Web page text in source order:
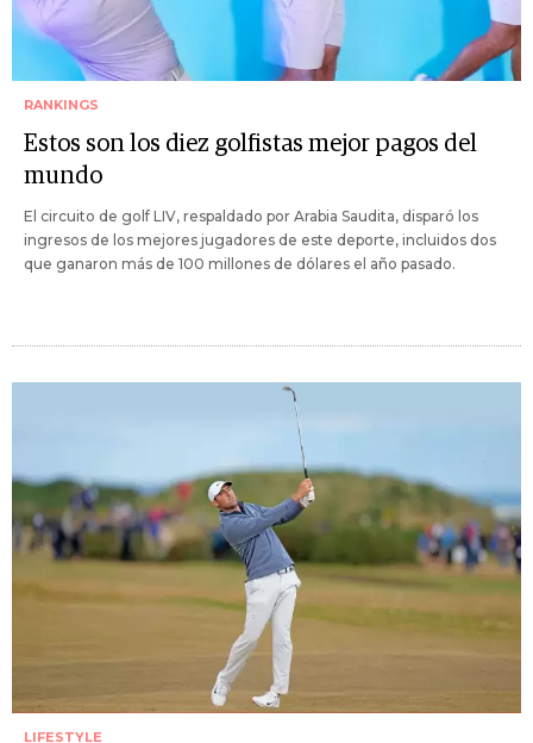
RANKINGS
Estos son los diez golfistas mejor pagos del
mundo
El circuito de golf LIV, respaldado por Arabia Saudita, disparó los
ingresos de los mejores jugadores de este deporte, incluidos dos
que ganaron más de 100 millones de dólares el año pasado.
LIFESTYLE